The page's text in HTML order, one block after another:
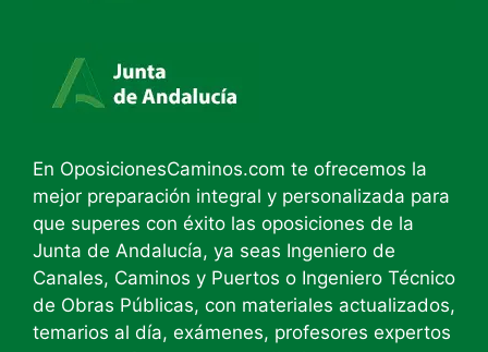
En OposicionesCaminos.com te ofrecemos la
mejor preparación integral y personalizada para
que superes con éxito las oposiciones de la
Junta de Andalucía, ya seas Ingeniero de
Canales, Caminos y Puertos o Ingeniero Técnico
de Obras Públicas, con materiales actualizados,
temarios al día, exámenes, profesores expertos